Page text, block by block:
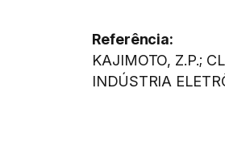
Referência:
KAJIMOTO, Z.P.;
INDÚSTRIA